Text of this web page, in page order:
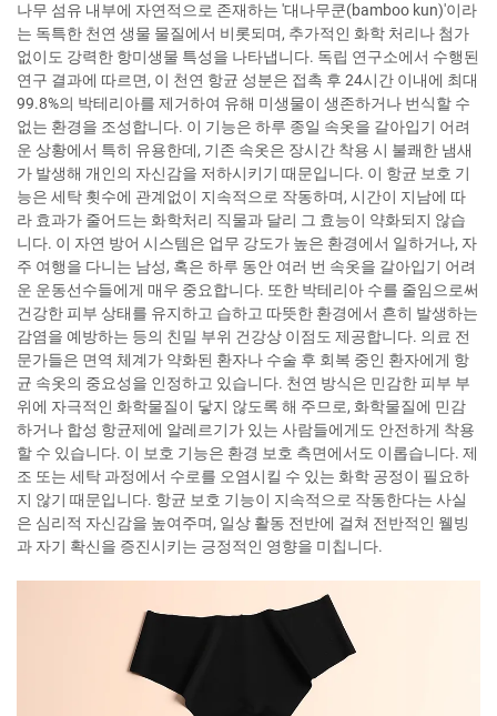
나무 섬유 내부에 자연적으로 존재하는 '대나무쿤(bamboo kun)'이라
는 독특한 천연 생물 물질에서 비롯되며, 추가적인 화학 처리나 첨가
없이도 강력한 항미생물 특성을 나타냅니다. 독립 연구소에서 수행된
연구 결과에 따르면, 이 천연 항균 성분은 접촉 후 24시간 이내에 최대
99.8%의 박테리아를 제거하여 유해 미생물이 생존하거나 번식할 수
없는 환경을 조성합니다. 이 기능은 하루 종일 속옷을 갈아입기 어려
운 상황에서 특히 유용한데, 기존 속옷은 장시간 착용 시 불쾌한 냄새
가 발생해 개인의 자신감을 저하시키기 때문입니다. 이 항균 보호 기
능은 세탁 횟수에 관계없이 지속적으로 작동하며, 시간이 지남에 따
라 효과가 줄어드는 화학처리 직물과 달리 그 효능이 약화되지 않습
니다. 이 자연 방어 시스템은 업무 강도가 높은 환경에서 일하거나, 자
주 여행을 다니는 남성, 혹은 하루 동안 여러 번 속옷을 갈아입기 어려
운 운동선수들에게 매우 중요합니다. 또한 박테리아 수를 줄임으로써
건강한 피부 상태를 유지하고 습하고 따뜻한 환경에서 흔히 발생하는
감염을 예방하는 등의 친밀 부위 건강상 이점도 제공합니다. 의료 전
문가들은 면역 체계가 약화된 환자나 수술 후 회복 중인 환자에게 항
균 속옷의 중요성을 인정하고 있습니다. 천연 방식은 민감한 피부 부
위에 자극적인 화학물질이 닿지 않도록 해 주므로, 화학물질에 민감
하거나 합성 항균제에 알레르기가 있는 사람들에게도 안전하게 착용
할 수 있습니다. 이 보호 기능은 환경 보호 측면에서도 이롭습니다. 제
조 또는 세탁 과정에서 수로를 오염시킬 수 있는 화학 공정이 필요하
지 않기 때문입니다. 항균 보호 기능이 지속적으로 작동한다는 사실
은 심리적 자신감을 높여주며, 일상 활동 전반에 걸쳐 전반적인 웰빙
과 자기 확신을 증진시키는 긍정적인 영향을 미칩니다.